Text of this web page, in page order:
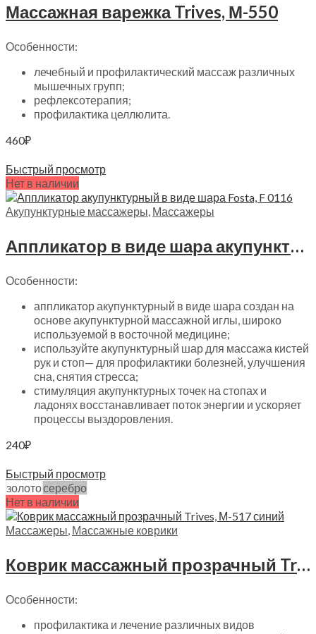
Массажная варежка Trives, М-550
Особенности:
лечебный и профилактический массаж различных
мышечных групп;
рефлексотерапия;
профилактика целлюлита.
460₽
Быстрый просмотр
Нет в наличии
Акупунктурные массажеры Массажеры
Аппликатор в виде шара акупунктурный с магнитом и шипами Fosta, F 0116
Особенности:
аппликатор акупунктурный в виде шара создан на
основе акупунктурной массажной иглы, широко
используемой в восточной медицине;
используйте акупунктурный шар для массажа кистей
рук и стоп— для профилактики болезней, улучшения
сна, снятия стресса;
стимуляция акупунктурных точек на стопах и
ладонях восстанавливает поток энергии и ускоряет
процессы выздоровления.
240₽
Быстрый просмотр
золотосеребро
Нет в наличии
Массажеры Массажные коврики
Коврик массажный прозрачный Trives, М-517 синий
Особенности:
профилактика и лечение различных видов